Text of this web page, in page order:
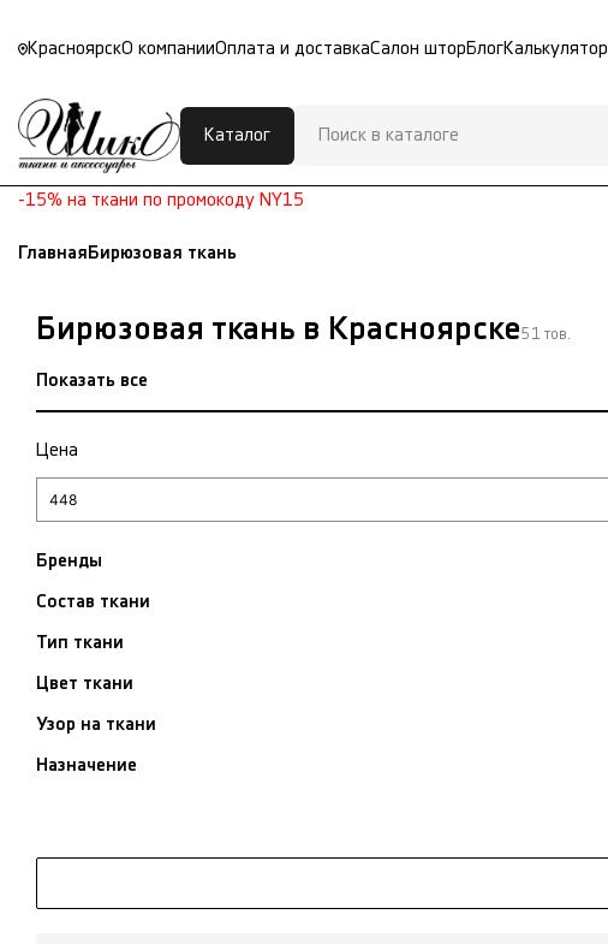
КрасноярскО компанииОплата и доставкаСалон штор БлогКалькулятор
Каталог
-15% на ткани по промокоду NY15
Главная Бирюзовая ткань
Бирюзовая ткань в Красноярске51 тов.
Показать все
Цена
Бренды
Состав ткани
Тип ткани
Цвет ткани
Узор на ткани
Назначение